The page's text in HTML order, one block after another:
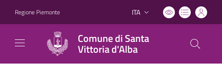
Regione Piemonte Lingua attiva:
ITA
Comune di Santa
Vittoria d'Alba